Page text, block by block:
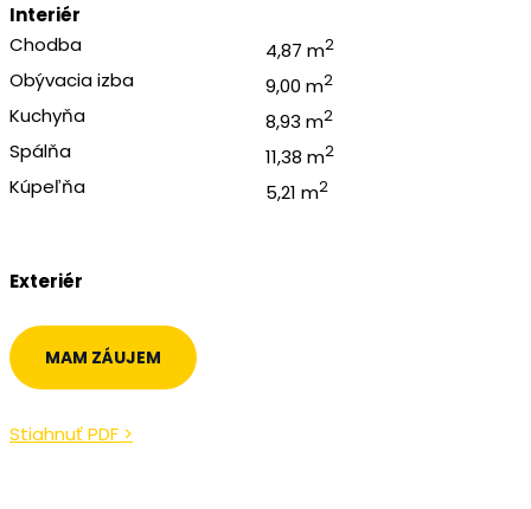
Interiér
Chodba
4,87 m2
Obývacia izba 9,00 m2
Kuchyňa 8,93 m2
Spálňa 11,38 m2
Kúpeľňa 5,21 m2
Exteriér
MAM ZÁUJEM
Stiahnuť PDF >